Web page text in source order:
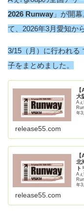
2026 Runway 」が開
て、2026年3月愛知か
3/15（月）に行われる
子をまとめました。
大
A
年3
release55.com
北
A
年3
release55.com